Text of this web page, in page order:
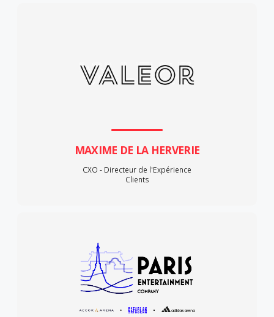
MAXIME DE LA HERVERIE
CXO - Directeur de l'Expérience
Clients